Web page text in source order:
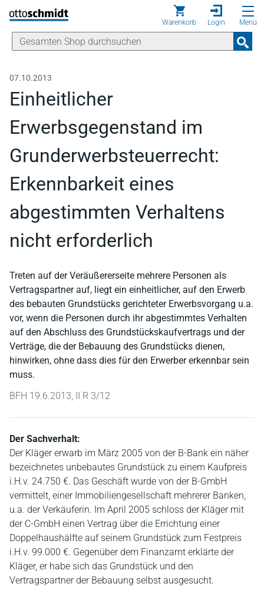
Direkt zum Inhalt
Warenkorb Login Menü
07.10.2013
Einheitlicher
Erwerbsgegenstand im
Grunderwerbsteuerrecht:
Erkennbarkeit eines
abgestimmten Verhaltens
nicht erforderlich
Treten auf der Veräußererseite mehrere Personen als
Vertragspartner auf, liegt ein einheitlicher, auf den Erwerb
des bebauten Grundstücks gerichteter Erwerbsvorgang u.a.
vor, wenn die Personen durch ihr abgestimmtes Verhalten
auf den Abschluss des Grundstückskaufvertrags und der
Verträge, die der Bebauung des Grundstücks dienen,
hinwirken, ohne dass dies für den Erwerber erkennbar sein
muss.
BFH 19.6.2013, II R 3/12
Der Sachverhalt:
Der Kläger erwarb im März 2005 von der B-Bank ein näher
bezeichnetes unbebautes Grundstück zu einem Kaufpreis
i.H.v. 24.750 €. Das Geschäft wurde von der B-GmbH
vermittelt, einer Immobiliengesellschaft mehrerer Banken,
u.a. der Verkäuferin. Im April 2005 schloss der Kläger mit
der C-GmbH einen Vertrag über die Errichtung einer
Doppelhaushälfte auf seinem Grundstück zum Festpreis
i.H.v. 99.000 €. Gegenüber dem Finanzamt erklärte der
Kläger, er habe sich das Grundstück und den
Vertragspartner der Bebauung selbst ausgesucht.